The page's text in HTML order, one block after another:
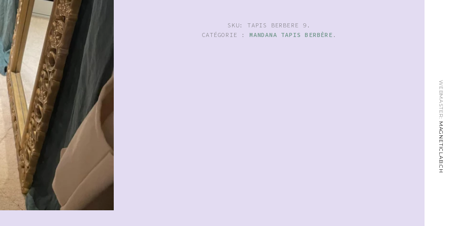
WEBMASTER:
MAGNETICLAB.CH
SKU:TAPIS BERBERE 9 .
CATÉGORIE : MANDANA TAPIS BERBÈRE .